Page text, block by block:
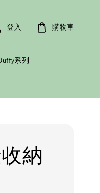
系列
登入 購物車
納